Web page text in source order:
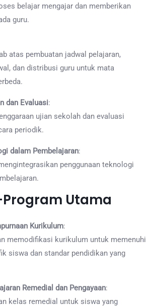
belajar mengajar dan memberikan
guru.
atas pembuatan jadwal pelajaran,
dan distribusi guru untuk mata
dan Evaluasi:
ujian sekolah dan evaluasi
periodik.
dalam Pembelajaran:
penggunaan teknologi
Utama
Kurikulum:
memodifikasi kurikulum untuk memenuhi
siswa dan standar pendidikan yang
Remedial dan Pengayaan:
kelas remedial untuk siswa yang